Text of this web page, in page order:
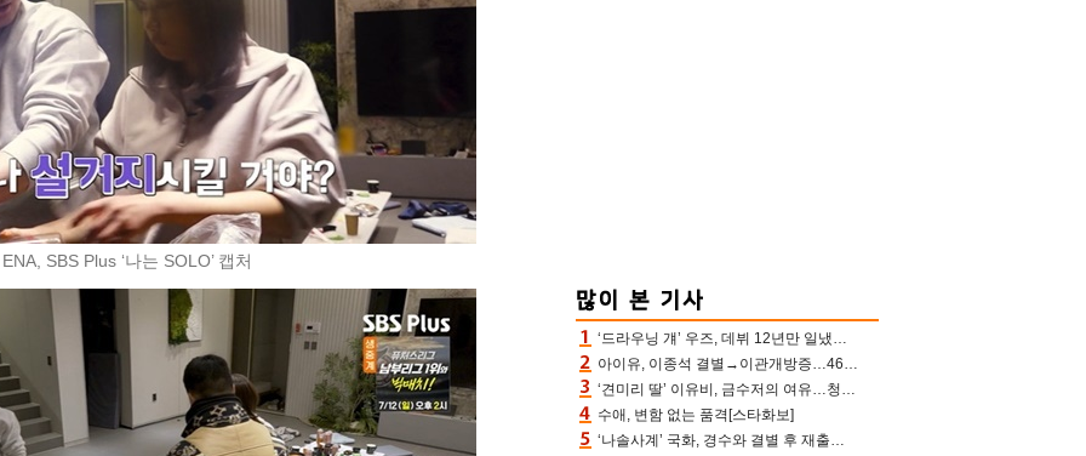
SBS Plus ‘나는 SOLO’ 캡처
‘드라우닝 걔’ 우즈, 데뷔 12년만 일냈다…체조경기장 입성 확정
아이유, 이종석 결별→이관개방증…46장 꽉 채운 유애나 ♥ “열심히 사는 중”
‘견미리 딸’ 이유비, 금수저의 여유…청순 미모에 반전 슬림 라인
수애, 변함 없는 품격[스타화보]
‘나솔사계’ 국화, 경수와 결별 후 재출연…첫인상 3표 몰표